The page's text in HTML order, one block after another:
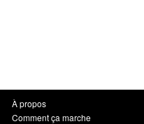
À propos
Comment ça marche